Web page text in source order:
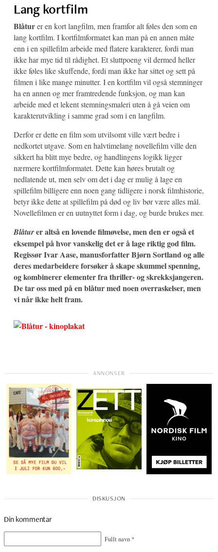
Lang kortfilm
Blåturer en kort langfilm, men framfor alt føles den som en
lang kortfilm. I kortfilmformatet kan man på en annen måte
enn i en spillefilm arbeide med flatere karakterer, fordi man
ikke har mye tid til rådighet. Et sluttpoeng vil dermed heller
ikke føles like skuffende, fordi man ikke har sittet og sett på
filmen i like mange minutter. I en kortfilm vil også stemninger
ha en annen og mer framtredende funksjon, og man kan
arbeide med et lekent stemningsmaleri uten å gå veien om
karakterutvikling i samme grad som i en langfilm.
Derfor er dette en film som utvilsomt ville vært bedre i
nedkortet utgave. Som en halvtimelang novellefilm ville den
sikkert ha blitt mye bedre, og handlingens logikk ligger
nærmere kortfilmformatet. Dette kan høres brutalt og
nedlatende ut, men selv om det i dag er mulig å lage en
spillefilm billigere enn noen gang tidligere i norsk filmhistorie,
betyr ikke dette at spillefilm på død og liv bør være alles mål.
Novellefilmen er en uutnyttet form i dag, og burde brukes mer.
Blåturer altså en lovende filmøvelse, men den er også et
eksempel på hvor vanskelig det er å lage riktig god film.
Regissør Ivar Aase, manusforfatter Bjørn Sortland og alle
deres medarbeidere forsøker å skape skummel spenning,
og kombinerer elementer fra thriller- og skrekksjangeren.
De tar oss med på en blåtur med noen overraskelser, men
vi når ikke helt fram.
Din kommentar
Fullt navn *